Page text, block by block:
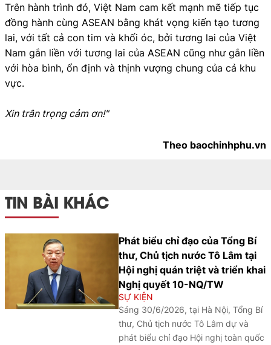
Trên hành trình đó, Việt Nam cam kết mạnh mẽ tiếp tục
đồng hành cùng ASEAN bằng khát vọng kiến tạo tương
lai, với tất cả con tim và khối óc, bởi tương lai của Việt
Nam gắn liền với tương lai của ASEAN cũng như gắn liền
với hòa bình, ổn định và thịnh vượng chung của cả khu
vực.
Xin trân trọng cảm ơn!"
Theo baochinhphu.vn
TIN BÀI KHÁC
Phát biểu chỉ đạo của Tổng Bí
thư, Chủ tịch nước Tô Lâm tại
Hội nghị quán triệt và triển khai
Nghị quyết 10-NQ/TW
SỰ KIỆN
Sáng 30/6/2026, tại Hà Nội, Tổng Bí
thư, Chủ tịch nước Tô Lâm dự và
phát biểu chỉ đạo Hội nghị toàn quốc